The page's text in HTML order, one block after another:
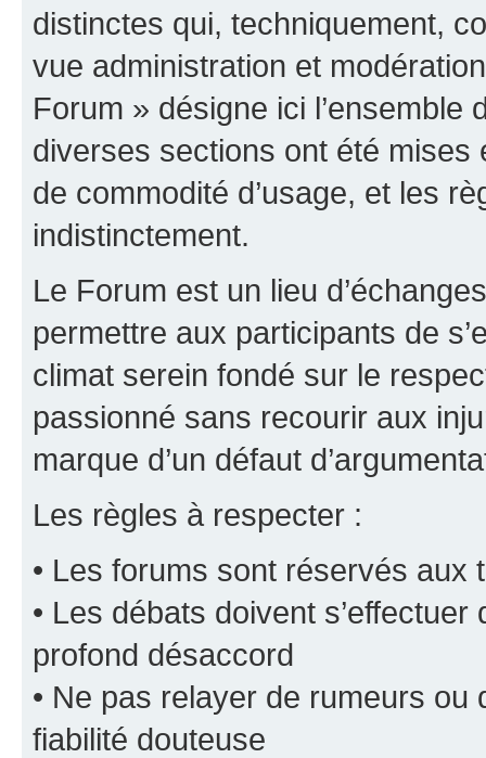
distinctes qui, techniquement,
vue administration et
Forum » désigne ici
diverses sections ont été
de commodité d’usage, et les
indistinctement.
Le Forum est un lieu
permettre aux participants de
climat serein fondé sur le
passionné sans recourir aux
marque d’un défaut
Les règles à respecter :
• Les forums sont réservés aux
• Les débats doivent
profond désaccord
• Ne pas relayer de rumeurs ou
fiabilité douteuse